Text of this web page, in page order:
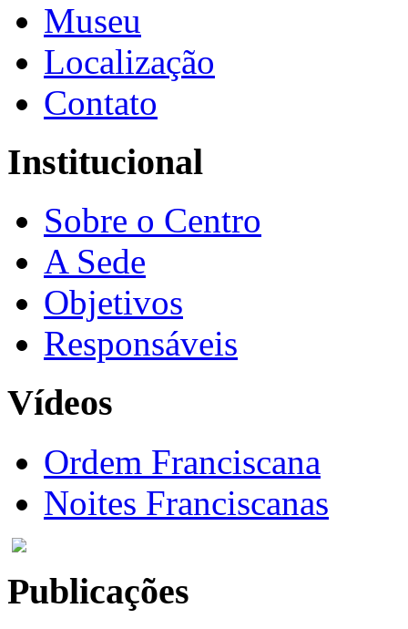
Museu
Localização
Contato
Institucional
Sobre o Centro
A Sede
Objetivos
Responsáveis
Vídeos
Ordem Franciscana
Noites Franciscanas
Publicações